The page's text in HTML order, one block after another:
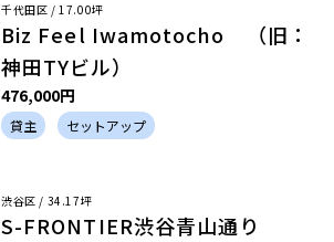
千代田区 / 17.00坪
Biz Feel Iwamotocho （旧：
神田TYビル）
476,000円
貸主 セットアップ
渋谷区 / 34.17坪
S-FRONTIER渋谷青山通り